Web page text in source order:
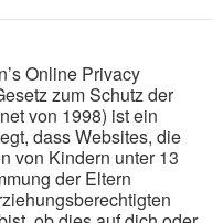
Online Privacy
zum Schutz der
von 1998) ist ein
dass Websites, die
von Kindern unter 13
der Eltern